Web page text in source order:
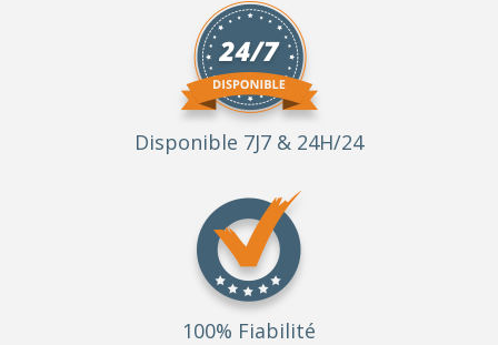
Disponible 7J7 & 24H/24
100% Fiabilité